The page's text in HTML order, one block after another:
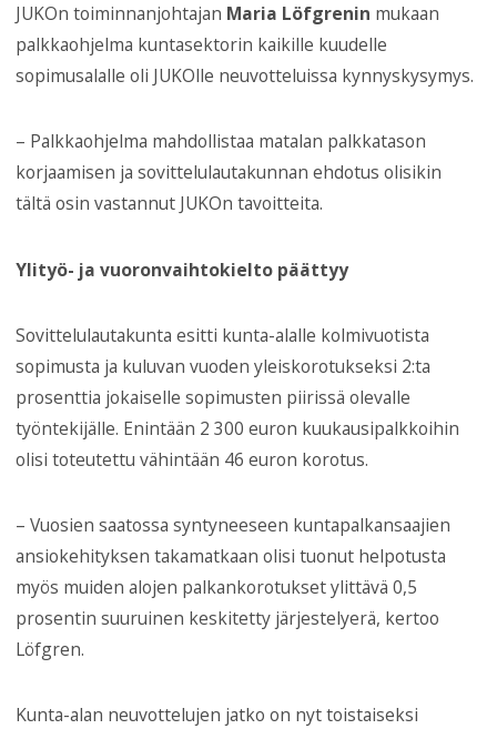
JUKOn toiminnanjohtajan Maria Löfgrenin mukaan
palkkaohjelma kuntasektorin kaikille kuudelle
sopimusalalle oli JUKOlle neuvotteluissa kynnyskysymys.
– Palkkaohjelma mahdollistaa matalan palkkatason
korjaamisen ja sovittelulautakunnan ehdotus olisikin
tältä osin vastannut JUKOn tavoitteita.
Ylityö- ja vuoronvaihtokielto päättyy
Sovittelulautakunta esitti kunta-alalle kolmivuotista
sopimusta ja kuluvan vuoden yleiskorotukseksi 2:ta
prosenttia jokaiselle sopimusten piirissä olevalle
työntekijälle. Enintään 2 300 euron kuukausipalkkoihin
olisi toteutettu vähintään 46 euron korotus.
– Vuosien saatossa syntyneeseen kuntapalkansaajien
ansiokehityksen takamatkaan olisi tuonut helpotusta
myös muiden alojen palkankorotukset ylittävä 0,5
prosentin suuruinen keskitetty järjestelyerä, kertoo
Löfgren.
Kunta-alan neuvottelujen jatko on nyt toistaiseksi